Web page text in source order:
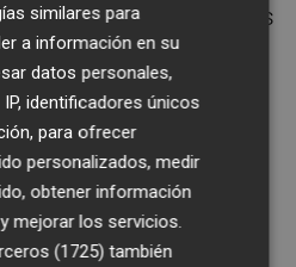
que son los pacientes
enfermedades. En
premiado el jurado
informativo, la calidad
la investigación
de los
la originalidad y la
en el periodismo y
similares para
a información en su
datos personales,
identificadores únicos
para ofrecer
personalizados, medir
obtener información
mejorar los servicios.
(1725) también